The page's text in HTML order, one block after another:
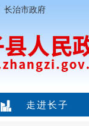
长治市政府
走进长子